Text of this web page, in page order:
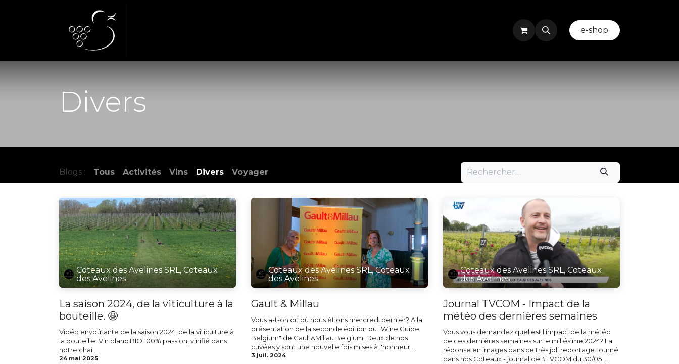
Evenement ou Team Building
e-shop
Divers
Blogs : Tous Activités Vins Divers Voyager
Coteaux des Avelines SRL, Coteaux
des Avelines
La saison 2024, de la viticulture à la
bouteille. 🤩
Vidéo envoûtante de la saison 2024, de la viticulture à
la bouteille. Vin blanc BIO 100% passion, vinifié dans
notre chai....
24 mai 2025
Coteaux des Avelines SRL, Coteaux
des Avelines
Gault & Millau
Vous a-t-on dit où nous étions mercredi dernier? A la
présentation de la seconde édition du "Wine Guide
Belgium" de Gault&Millau Belgium. Deux de nos
cuvées y sont une nouvelle fois mises à l'honneur....
3 juil. 2024
Coteaux des Avelines SRL, Coteaux
des Avelines
Journal TVCOM - Impact de la
météo des dernières semaines
Vous vous demandez quel est l'impact de la météo
de ces dernières semaines sur le millésime 2024? La
réponse en images dans ce très joli reportage tourné
dans nos Coteaux - journal de #TVCOM du 30/05 ...